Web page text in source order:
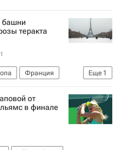
башни
теракта
Еще 1
Франция
от
в финале